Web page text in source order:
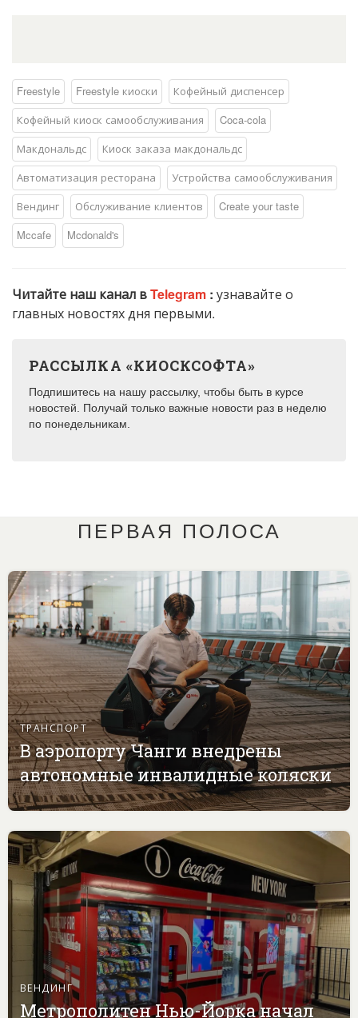
Freestyle Freestyle киоски
Кофейный диспенсер
Кофейный киоск самообслуживания
Coca-cola
Макдональдс
Киоск заказа макдональдс
Автоматизация ресторана
Устройства самообслуживания
Вендинг
Обслуживание клиентов
Create your taste
Mccafe
Mcdonald's
Читайте наш канал вTelegram : узнавайте о
главных новостях дня первыми.
РАССЫЛКА «КИОСКСОФТА»
Подпишитесь на нашу рассылку, чтобы быть в курсе
новостей. Получай только важные новости раз в неделю
по понедельникам.
ПЕРВАЯ ПОЛОСА
ТРАНСПОРТ
В аэропорту Чанги внедрены
автономные инвалидные коляски
ВЕНДИНГ
Метрополитен Нью-Йорка начал